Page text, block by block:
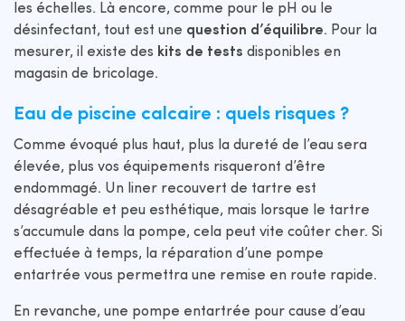
les échelles. Là encore, comme pour le pH ou le
désinfectant, tout est une question d’équilibre. Pour la
mesurer, il existe des kits de tests disponibles en
magasin de bricolage.
Eau de piscine calcaire : quels risques ?
Comme évoqué plus haut, plus la dureté de l’eau sera
élevée, plus vos équipements risqueront d’être
endommagé. Un liner recouvert de tartre est
désagréable et peu esthétique, mais lorsque le tartre
s’accumule dans la pompe, cela peut vite coûter cher. Si
effectuée à temps, la réparation d’une pompe
entartrée vous permettra une remise en route rapide.
En revanche, une pompe entartrée pour cause d’eau